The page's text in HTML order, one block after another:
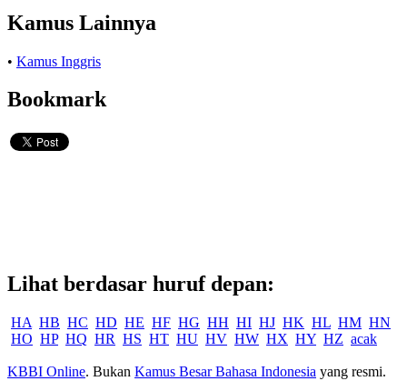
Kamus Lainnya
• Kamus Inggris
Bookmark
Lihat berdasar huruf depan:
HA HB HC HD HE HF HG HH HI HJ HK HL HM HN
HO HP HQ HR HS HT HU HV HW HX HY HZ acak
KBBI Online. Bukan Kamus Besar Bahasa Indonesia yang resmi.